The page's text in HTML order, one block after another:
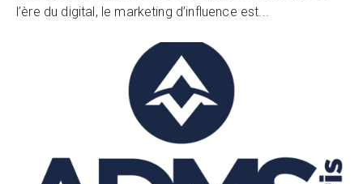
l’ère du digital, le marketing d’influence est...